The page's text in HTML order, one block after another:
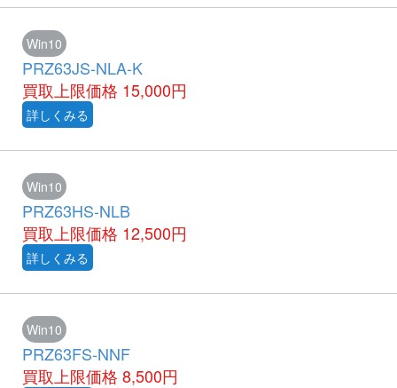
Win10
PRZ63JS-NLA-K
買取上限価格 15,000円
詳しくみる
Win10
PRZ63HS-NLB
買取上限価格 12,500円
詳しくみる
Win10
PRZ63FS-NNF
買取上限価格 8,500円